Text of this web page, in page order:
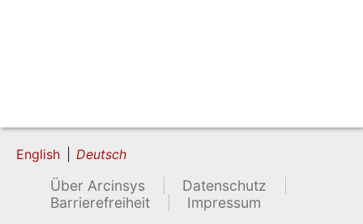
English Deutsch
Über Arcinsys
Datenschutz
Barrierefreiheit
Impressum